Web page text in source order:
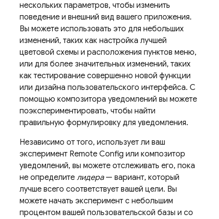
нескольких параметров, чтобы изменить
поведение и внешний вид вашего приложения.
Вы можете использовать это для небольших
изменений, таких как настройка лучшей
цветовой схемы и расположения пунктов меню,
или для более значительных изменений, таких
как тестирование совершенно новой функции
или дизайна пользовательского интерфейса. С
помощью композитора уведомлений вы можете
поэкспериментировать, чтобы найти
правильную формулировку для уведомления.
Независимо от того, использует ли ваш
эксперимент Remote Config или композитор
уведомлений, вы можете отслеживать его, пока
не определите лидера— вариант, который
лучше всего соответствует вашей цели. Вы
можете начать эксперимент с небольшим
процентом вашей пользовательской базы и со